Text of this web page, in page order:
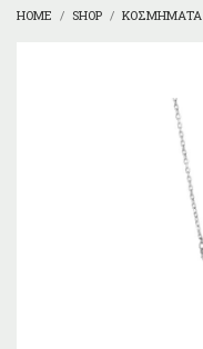
HOME SHOP ΚΟΣΜΉΜΑΤΑ